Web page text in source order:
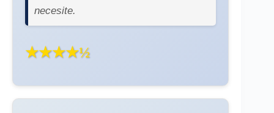
necesite.
★★★★½